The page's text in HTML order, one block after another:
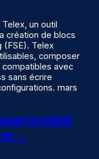
un outil
création de blocs
(FSE). Telex
composer
avec
sans écrire
mars